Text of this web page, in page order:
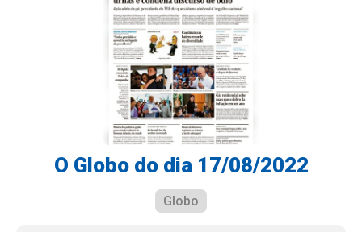
O Globo do dia 17/08/2022
Globo